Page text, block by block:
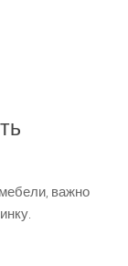
важно